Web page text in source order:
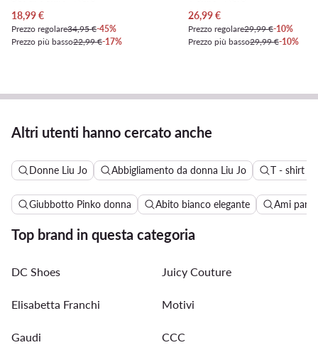
Prezzo attuale
18,99€
Prezzo regolare34,95 €-45%
Prezzo più basso22,99 €-17%
Prezzo attuale
26,99€
Prezzo regolare29,99 €-10%
Prezzo più basso29,99 €-10%
Altri utenti hanno cercato anche
Donne Liu Jo Abbigliamento da donna Liu Jo T - shirt e
Giubbotto Pinko donna Abito bianco elegante Ami paris
Top brand in questa categoria
DC Shoes Juicy Couture
Elisabetta Franchi Motivi
Gaudi CCC